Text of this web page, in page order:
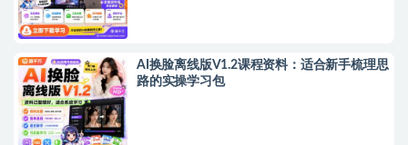
AI换脸离线版V1.2课程资料：适合新手梳理思
路的实操学习包